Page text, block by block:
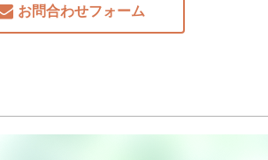
お問合わせフォーム